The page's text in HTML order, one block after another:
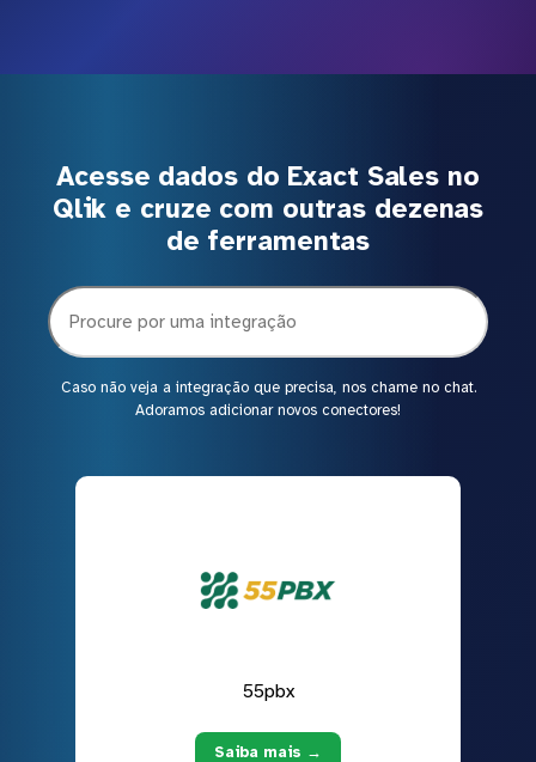
Acesse dados do Exact Sales no
Qlik e cruze com outras dezenas
de ferramentas
Caso não veja a integração que precisa, nos chame no chat.
Adoramos adicionar novos conectores!
55pbx
Saiba mais →